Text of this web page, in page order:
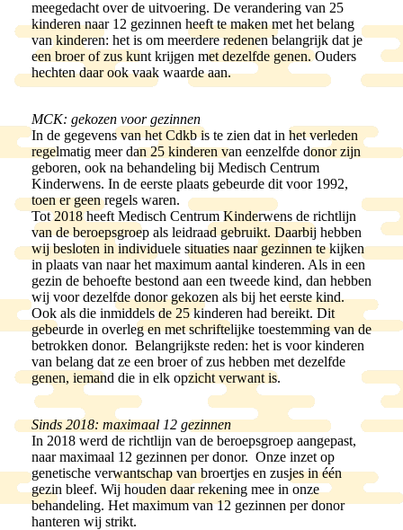
meegedacht over de uitvoering. De verandering van 25
kinderen naar 12 gezinnen heeft te maken met het belang
van kinderen: het is om meerdere redenen belangrijk dat je
een broer of zus kunt krijgen met dezelfde genen. Ouders
hechten daar ook vaak waarde aan.
MCK: gekozen voor gezinnen
In de gegevens van het Cdkb is te zien dat in het verleden
regelmatig meer dan 25 kinderen van eenzelfde donor zijn
geboren, ook na behandeling bij Medisch Centrum
Kinderwens. In de eerste plaats gebeurde dit voor 1992,
toen er geen regels waren.
Tot 2018 heeft Medisch Centrum Kinderwens de richtlijn
van de beroepsgroep als leidraad gebruikt. Daarbij hebben
wij besloten in individuele situaties naar gezinnen te kijken
in plaats van naar het maximum aantal kinderen. Als in een
gezin de behoefte bestond aan een tweede kind, dan hebben
wij voor dezelfde donor gekozen als bij het eerste kind.
Ook als die inmiddels de 25 kinderen had bereikt. Dit
gebeurde in overleg en met schriftelijke toestemming van de
betrokken donor. Belangrijkste reden: het is voor kinderen
van belang dat ze een broer of zus hebben met dezelfde
genen, iemand die in elk opzicht verwant is.
Sinds 2018: maximaal 12 gezinnen
In 2018 werd de richtlijn van de beroepsgroep aangepast,
naar maximaal 12 gezinnen per donor. Onze inzet op
genetische verwantschap van broertjes en zusjes in één
gezin bleef. Wij houden daar rekening mee in onze
behandeling. Het maximum van 12 gezinnen per donor
hanteren wij strikt.